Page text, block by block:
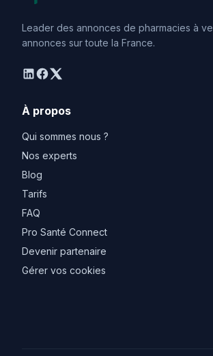
Leader des annonces de pharmacies à
annonces sur toute la France.
linkedin
facebook
twitter
À propos
Qui sommes nous ?
Nos experts
Blog
Tarifs
FAQ
Pro Santé Connect
Devenir partenaire
Gérer vos cookies